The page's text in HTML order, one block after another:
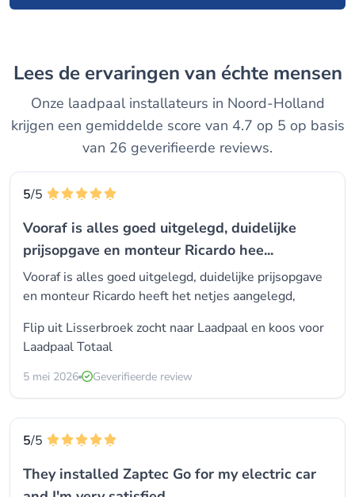
Lees de ervaringen van échte mensen
Onze laadpaal installateurs in Noord-Holland
krijgen een gemiddelde score van 4.7 op 5 op basis
van 26 geverifieerde reviews.
5/5
Vooraf is alles goed uitgelegd, duidelijke
prijsopgave en monteur Ricardo hee...
Vooraf is alles goed uitgelegd, duidelijke prijsopgave
en monteur Ricardo heeft het netjes aangelegd,
Flip uit Lisserbroek zocht naar Laadpaal en koos voor
Laadpaal Totaal
5 mei 2026 Geverifieerde review
5/5
They installed Zaptec Go for my electric car